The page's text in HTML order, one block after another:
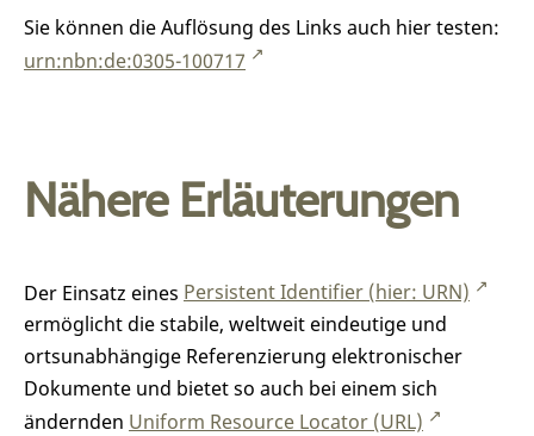
Sie können die Auflösung des Links auch hier testen:
urn:nbn:de:0305-100717
Nähere Erläuterungen
Der Einsatz eines Persistent Identifier (hier: URN)
ermöglicht die stabile, weltweit eindeutige und
ortsunabhängige Referenzierung elektronischer
Dokumente und bietet so auch bei einem sich
ändernden Uniform Resource Locator (URL)